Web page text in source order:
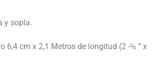
y sopla.
6,4 cm x 2,1 Metros de longitud (2 -½ ” x